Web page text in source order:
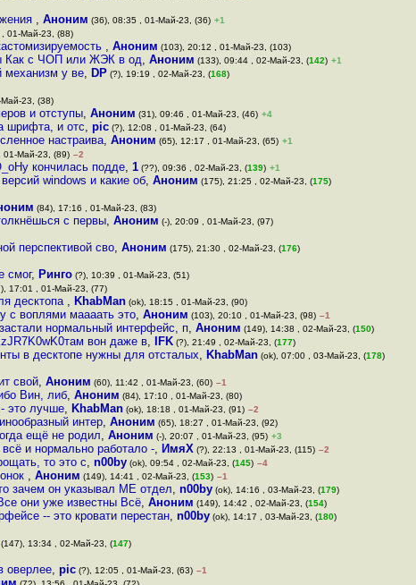
, Аноним (36), 08:35 , 01-Май-23, (36) +1
, 01-Май-23, (88)
, Аноним (103), 20:12 , 01-Май-23, (103)
Как с ЧОП или ЖЭК в од, Аноним (133), 09:44 , 02-Май-23, (142) +1
механизм у ве, DP (?), 19:19 , 02-Май-23, (168)
23, (38)
и отступы, Аноним (31), 09:46 , 01-Май-23, (46) +4
шрифта, и отс, pic (?), 12:08 , 01-Май-23, (64)
настраива, Аноним (65), 12:17 , 01-Май-23, (65) +1
01-Май-23, (89) –2
кончилась подде, 1 (??), 09:36 , 02-Май-23, (139) +1
windows и какие об, Аноним (175), 21:25 , 02-Май-23, (175)
(84), 17:16 , 01-Май-23, (83)
с первы, Аноним (-), 20:09 , 01-Май-23, (97)
перспективой сво, Аноним (175), 21:30 , 02-Май-23, (176)
смог, Ринго (?), 10:39 , 01-Май-23, (51)
17:01 , 01-Май-23, (77)
десктопа , KhabMan (ok), 18:15 , 01-Май-23, (90)
с воплями маааать это, Аноним (103), 20:10 , 01-Май-23, (98) –1
нормальный интерфейс, п, Аноним (149), 14:38 , 02-Май-23, (150)
вон даже в, IFK (?), 21:49 , 02-Май-23, (177)
в десктопе нужны для отсталых, KhabMan (ok), 07:00 , 03-Май-23, (178)
свой, Аноним (60), 11:42 , 01-Май-23, (60) –1
Вин, либ, Аноним (84), 17:10 , 01-Май-23, (80)
это лучше, KhabMan (ok), 18:18 , 01-Май-23, (91) –2
интер, Аноним (65), 18:27 , 01-Май-23, (92)
ещё не родил, Аноним (-), 20:07 , 01-Май-23, (95) +3
и нормально работало -, ИмяХ (?), 22:13 , 01-Май-23, (115) –2
то это с, n00by (ok), 09:54 , 02-Май-23, (145) –4
, Аноним (149), 14:41 , 02-Май-23, (153) –1
зачем он указывал МЕ отдел, n00by (ok), 14:16 , 03-Май-23, (179)
они уже известны Всё, Аноним (149), 14:42 , 02-Май-23, (154)
-- это кровати перестан, n00by (ok), 14:17 , 03-Май-23, (180)
(147), 13:34 , 02-Май-23, (147)
оверлее, pic (?), 12:05 , 01-Май-23, (63) –1